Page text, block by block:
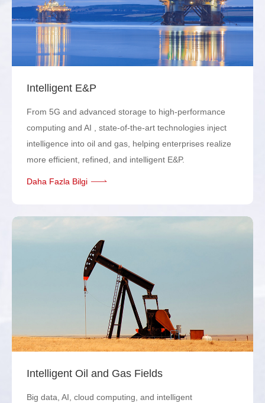
Intelligent E&P
From 5G and advanced storage to high-performance
computing and AI , state-of-the-art technologies inject
intelligence into oil and gas, helping enterprises realize
more efficient, refined, and intelligent E&P.
Daha Fazla Bilgi
Intelligent Oil and Gas Fields
Big data, AI, cloud computing, and intelligent